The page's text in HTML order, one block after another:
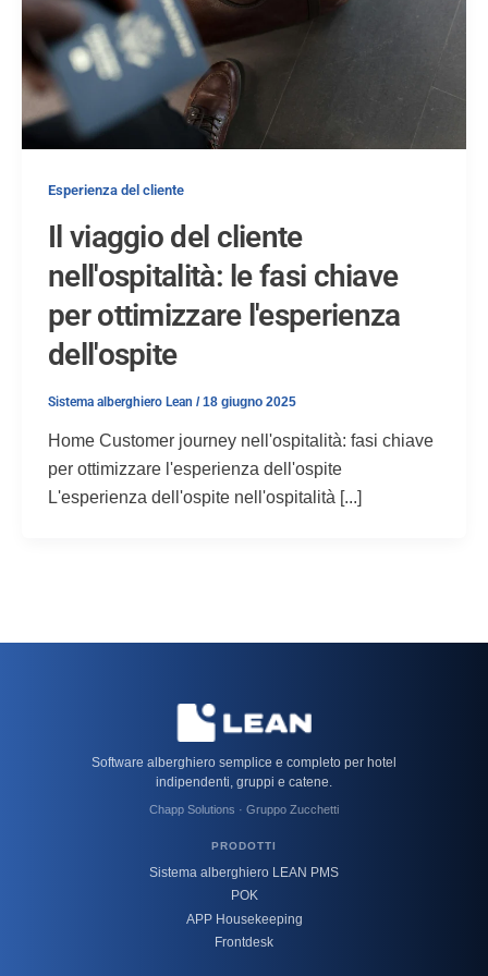
Esperienza del cliente
Il viaggio del cliente
nell'ospitalità: le fasi chiave
per ottimizzare l'esperienza
dell'ospite
Sistema alberghiero Lean /18 giugno 2025
Home Customer journey nell'ospitalità: fasi chiave
per ottimizzare l'esperienza dell'ospite
L'esperienza dell'ospite nell'ospitalità [...]
Software alberghiero semplice e completo per hotel
indipendenti, gruppi e catene.
Chapp Solutions · Gruppo Zucchetti
PRODOTTI
Sistema alberghiero LEAN PMS
POK
APP Housekeeping
Frontdesk